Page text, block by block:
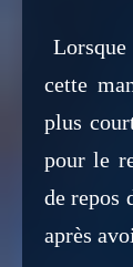
cette
plus
pour le
de repos
après